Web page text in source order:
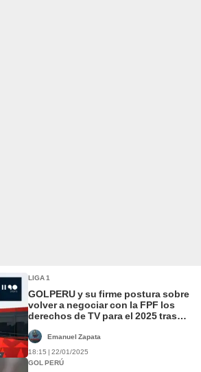
LIGA 1
GOLPERU y su firme postura sobre
volver a negociar con la FPF los
derechos de TV para el 2025 tras
Emanuel Zapata
18:15 | 22/01/2025
GOL PERÚ